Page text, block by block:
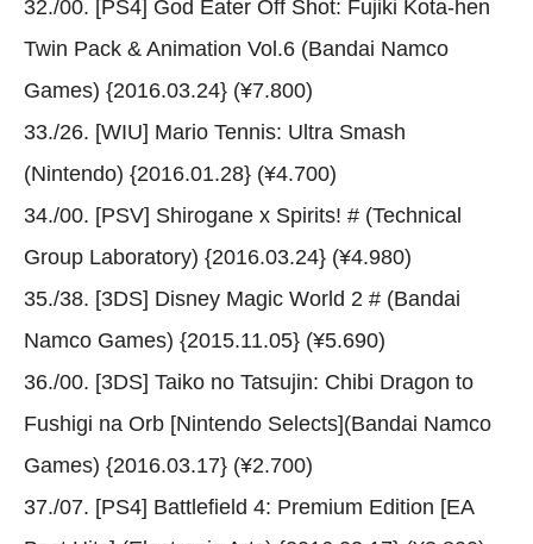
32./00. [PS4] God Eater Off Shot: Fujiki Kota-hen
Twin Pack & Animation Vol.6 (Bandai Namco
Games) {2016.03.24} (¥7.800)
33./26. [WIU] Mario Tennis: Ultra Smash
(Nintendo) {2016.01.28} (¥4.700)
34./00. [PSV] Shirogane x Spirits! # (Technical
Group Laboratory) {2016.03.24} (¥4.980)
35./38. [3DS] Disney Magic World 2 # (Bandai
Namco Games) {2015.11.05} (¥5.690)
36./00. [3DS] Taiko no Tatsujin: Chibi Dragon to
Fushigi na Orb [Nintendo Selects](Bandai Namco
Games) {2016.03.17} (¥2.700)
37./07. [PS4] Battlefield 4: Premium Edition [EA